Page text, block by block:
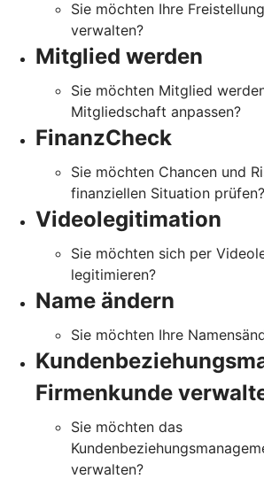
Sie möchten Ihre
verwalten?
Mitglied werden
Sie möchten Mitglied
Mitgliedschaft anpassen?
FinanzCheck
Sie möchten Chancen und
finanziellen Situation prüfen?
Videolegitimation
Sie möchten sich per
legitimieren?
Name ändern
Sie möchten Ihre
Firmenkunde
Sie möchten das
verwalten?